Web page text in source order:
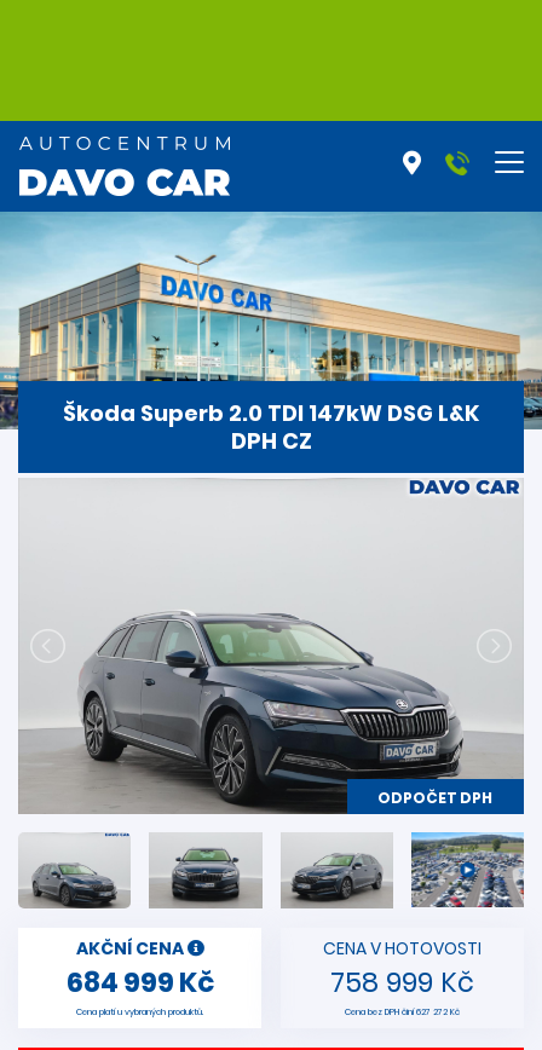
Škoda Superb 2.0 TDI 147kW DSG L&K
DPH CZ
ODPOČET DPH
AKČNÍ CENA
684 999 Kč
Cena platí u vybraných produktů.
CENA V HOTOVOSTI
758 999 Kč
Cena bez DPH činí 627 272 Kč